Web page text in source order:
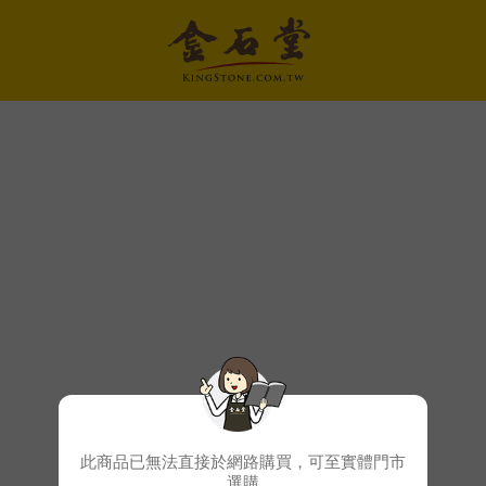
此商品已無法直接於網路購買，可至實體門市
選購